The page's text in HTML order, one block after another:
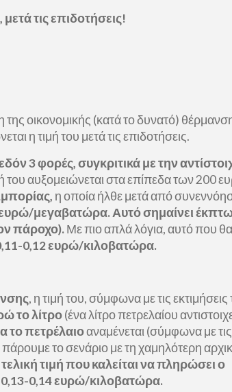
τις επιδοτήσεις!
της οικονομικής (κατά το δυνατό)
η τιμή του μετά τις επιδοτήσεις.
3 φορές, συγκριτικά με την
του αυξομειώνεται στα επίπεδα των 200
η οποία ήλθε μετά από
μεγαβατώρα. Αυτό σημαίνει
πάροχο).Με πιο απλά λόγια, αυτό που θα
0,12 ευρώ/κιλοβατώρα.
, η τιμή του, σύμφωνα με τις
το λίτρο(ένα λίτρο πετρελαίου
το πετρέλαιοαναμένεται (σύμφωνα με τις
το σενάριο με τη χαμηλότερη
τελική τιμή που καλείται να πληρώσει ο
0,13-0,14 ευρώ/κιλοβατώρα.